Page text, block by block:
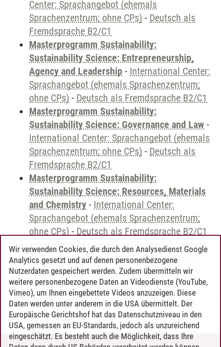
Center: Sprachangebot (ehemals
Sprachenzentrum; ohne CPs) - Deutsch als
Fremdsprache B2/C1
Masterprogramm Sustainability:
Sustainability Science: Entrepreneurship,
Agency and Leadership - International Center:
Sprachangebot (ehemals Sprachenzentrum;
ohne CPs) - Deutsch als Fremdsprache B2/C1
Masterprogramm Sustainability:
Sustainability Science: Governance and Law -
International Center: Sprachangebot (ehemals
Sprachenzentrum; ohne CPs) - Deutsch als
Fremdsprache B2/C1
Masterprogramm Sustainability:
Sustainability Science: Resources, Materials
and Chemistry - International Center:
Sprachangebot (ehemals Sprachenzentrum;
ohne CPs) - Deutsch als Fremdsprache B2/C1
zusätzliche Angebote- International Center:
Sprachangebot (ehemals Sprachenzentrum)
Sprachangebot und Sonderveranstaltungen
Timo Leder/30.06.2024
Wir verwenden Cookies, die durch den Analysedienst Google
Analytics gesetzt und auf denen personenbezogene
Nutzerdaten gespeichert werden. Zudem übermitteln wir
weitere personenbezogene Daten an Videodienste (YouTube,
Vimeo), um Ihnen eingebettete Videos anzuzeigen. Diese
Daten werden unter anderem in die USA übermittelt. Der
Europäische Gerichtshof hat das Datenschutzniveau in den
USA, gemessen an EU-Standards, jedoch als unzureichend
eingeschätzt. Es besteht auch die Möglichkeit, dass Ihre